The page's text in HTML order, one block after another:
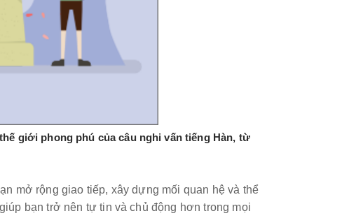
giới phong phú của câu nghi vấn tiếng Hàn, từ
mở rộng giao tiếp, xây dựng mối quan hệ và thể
bạn trở nên tự tin và chủ động hơn trong mọi